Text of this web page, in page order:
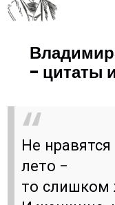
- цитаты
Не
лето -
то слишком